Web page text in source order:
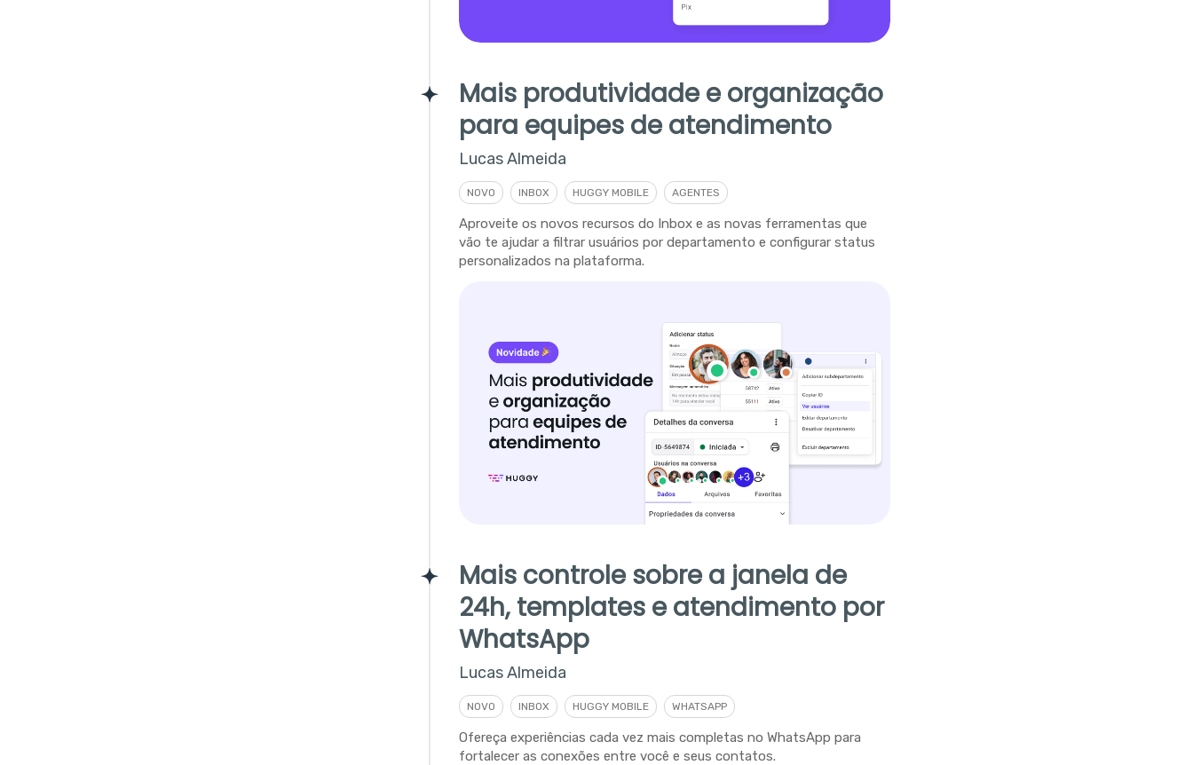
Mais produtividade e organização
para equipes de atendimento
Lucas Almeida
NOVO INBOX HUGGY MOBILE AGENTES
Aproveite os novos recursos do Inbox e as novas ferramentas que
vão te ajudar a filtrar usuários por departamento e configurar status
personalizados na plataforma.
Mais controle sobre a janela de
24h, templates e atendimento por
WhatsApp
Lucas Almeida
NOVO INBOX HUGGY MOBILE WHATSAPP
Ofereça experiências cada vez mais completas no WhatsApp para
fortalecer as conexões entre você e seus contatos.